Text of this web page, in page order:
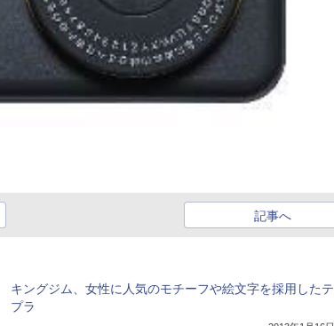
記事へ
キングジム、女性に人気のモチーフや絵文字を採用したテ
プラ